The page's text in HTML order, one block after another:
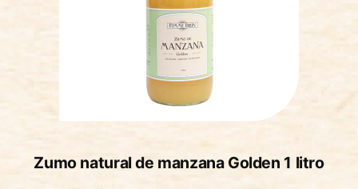
Zumo natural de manzana Golden 1 litro